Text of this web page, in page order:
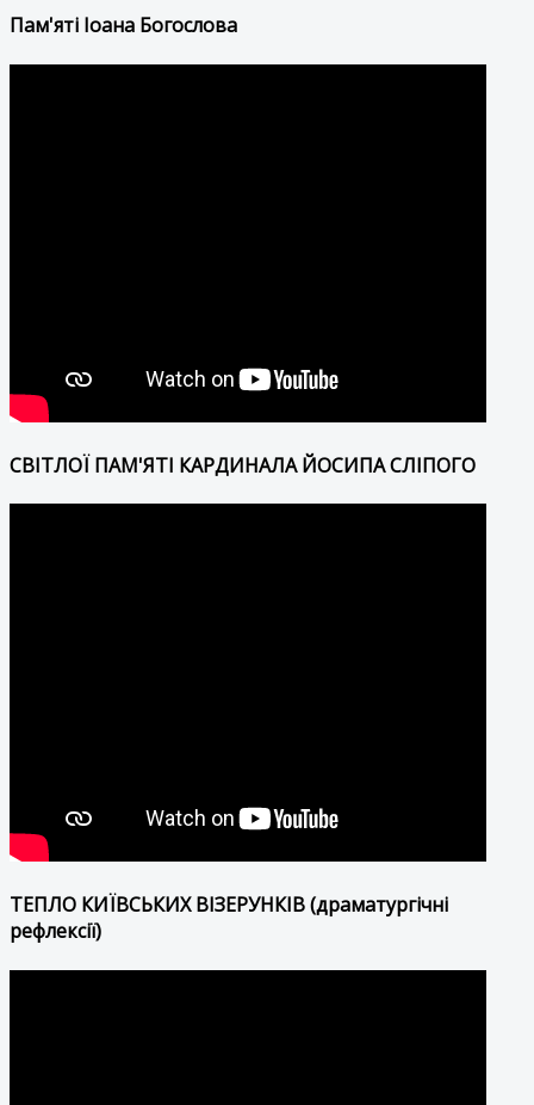
Пам'яті Іоана Богослова
СВІТЛОЇ ПАМ'ЯТІ КАРДИНАЛА ЙОСИПА СЛІПОГО
ТЕПЛО КИЇВСЬКИХ ВІЗЕРУНКІВ (драматургічні
рефлексії)